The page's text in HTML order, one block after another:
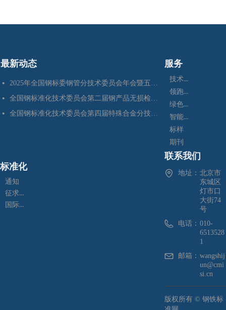
最新动态
넷 2025年全国钢标委钢管分技术委员会年会暨五项国家标准审定会在江苏苏州成功召开
넷 全国钢标准化技术委员会第二届钢产品无损检测分技术委员会换届会暨四项标准审定会在苏州成功召开
넷 全国钢标准化技术委员会第四届特殊合金分技术委员会换届会暨七项标准预审会在昆明顺利召开
服务
技术咨询
领跑者
绿色制造
智能制造
标样
期刊
通知
征求意见
国际标准化
标准化
联系我们
地址： 北京市
东城区
灯市口
大街74
号
电话： 010-
6513528
1
邮箱： wangshij
un@cmi
si.cn
版权所有 © 钢铁标